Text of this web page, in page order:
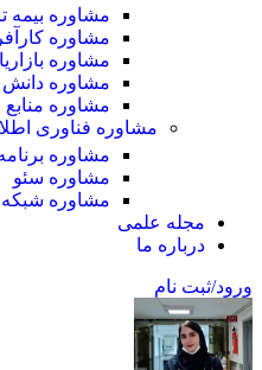
مشاوره بیمه
مشاوره
مشاوره
مشاوره دانش
مشاوره منابع
مشاوره فناوری
مشاوره
مشاوره سئو
مشاوره
مجله علمی
درباره ما
ورود/ثبت نام